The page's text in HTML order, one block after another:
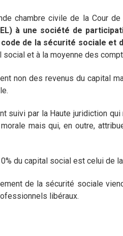
chambre civile de la Cour
à une société de
code de la sécurité sociale
et à la moyenne des
non des revenus du capital
suivi par la Haute juridiction
mais qui, en outre,
du capital social est celui de
de la sécurité sociale
libéraux.